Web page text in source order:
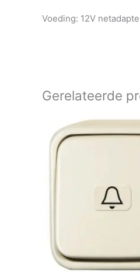
Voeding: 12V
Gerelateerde